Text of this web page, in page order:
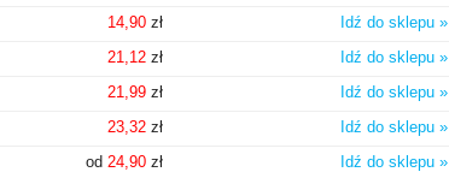
14,90zł
Idź do sklepu »
21,12zł
Idź do sklepu »
21,99zł
Idź do sklepu »
23,32zł
Idź do sklepu »
od 24,90zł
Idź do sklepu »